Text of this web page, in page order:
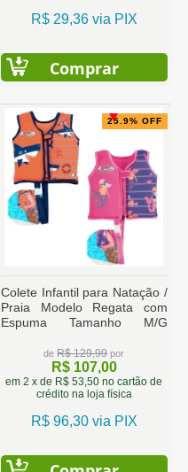
R$ 29,36 via PIX
Comprar
25.9% OFF
Colete Infantil para Natação /
Praia Modelo Regata com
Espuma Tamanho M/G
deR$ 129,99por
R$ 107,00
em 2 x de R$ 53,50 no cartão de
crédito na loja física
R$ 96,30 via PIX